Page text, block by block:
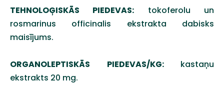
TEHNOLOĢISKĀS PIEDEVAS: tokoferolu un
rosmarinus officinalis ekstrakta dabisks
maisījums.
ORGANOLEPTISKĀS PIEDEVAS/KG: kastaņu
ekstrakts 20 mg.